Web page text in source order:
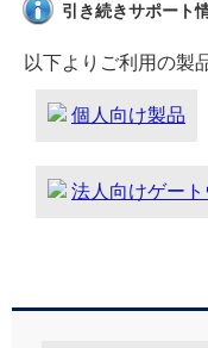
引き続きサポート
以下よりご利用の製
個人向け製品
法人向けゲー